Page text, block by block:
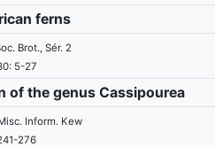
ferns
Brot., Sér. 2
5-27
of the genus Cassipourea
Inform. Kew
276